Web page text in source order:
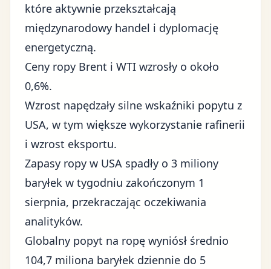
które aktywnie przekształcają
międzynarodowy handel i dyplomację
energetyczną.
Ceny ropy Brent i WTI wzrosły o około
0,6%.
Wzrost napędzały silne wskaźniki popytu z
USA, w tym większe wykorzystanie rafinerii
i wzrost eksportu.
Zapasy ropy w USA spadły o 3 miliony
baryłek w tygodniu zakończonym 1
sierpnia, przekraczając oczekiwania
analityków.
Globalny popyt na ropę wyniósł średnio
104,7 miliona baryłek dziennie do 5